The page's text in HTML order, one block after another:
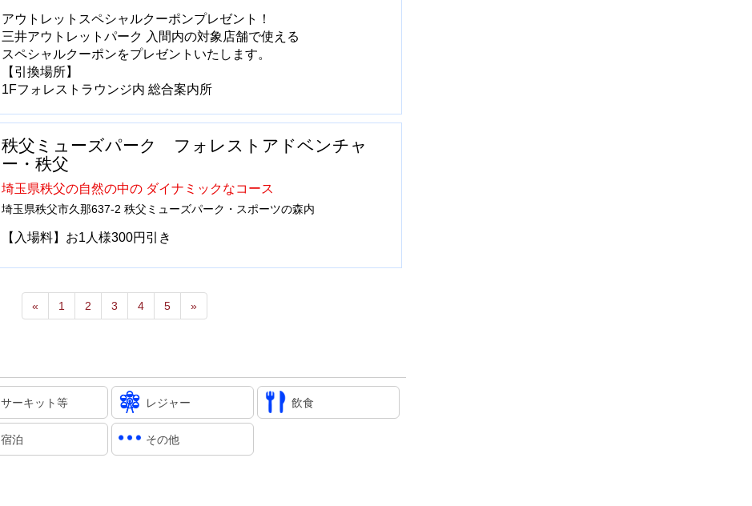
アウトレットスペシャルクーポンプレゼント！
三井アウトレットパーク 入間内の対象店舗で使える
スペシャルクーポンをプレゼントいたします。
【引換場所】
1Fフォレストラウンジ内 総合案内所
秩父ミューズパーク フォレストアドベンチャ
ー・秩父
埼玉県秩父の自然の中の ダイナミックなコース
埼玉県秩父市久那637-2 秩父ミューズパーク・スポーツの森内
【入場料】お1人様300円引き
« 1 2 3 4 5 »
サーキット等 レジャー 飲食
宿泊 その他